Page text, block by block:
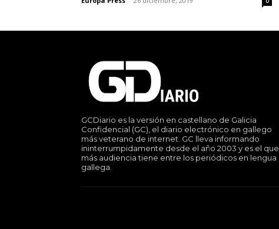
GCDiario es la versión en castellano de Galicia
Confidencial (GC), el diario electrónico en gallego
más veterano de internet. GC lleva informando
ininterrumpidamente desde el año 2003 y es el que
más audiencia tiene entre los periódicos en lengua
gallega.